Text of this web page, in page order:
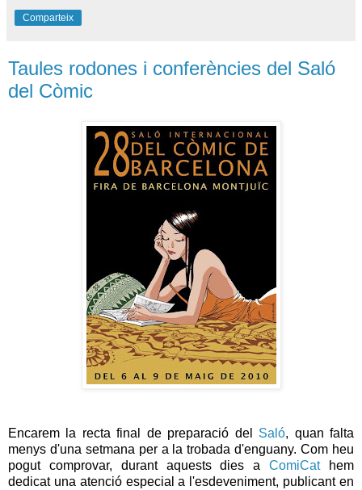
Comparteix
Taules rodones i conferències del Saló
del Còmic
Encarem la recta final de preparació del Saló, quan falta
menys d'una setmana per a la trobada d'enguany. Com heu
pogut comprovar, durant aquests dies aComiCathem
dedicat una atenció especial a l'esdeveniment, publicant en